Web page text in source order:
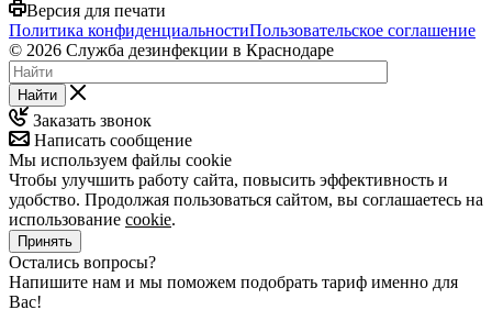
Версия для печати
Политика конфиденциальностиПользовательское соглашение
© 2026 Служба дезинфекции в Краснодаре
Найти
Заказать звонок
Написать сообщение
Мы используем файлы cookie
Чтобы улучшить работу сайта, повысить эффективность и
удобство. Продолжая пользоваться сайтом, вы соглашаетесь на
использование cookie.
Принять
Остались вопросы?
Напишите нам и мы поможем подобрать тариф именно для
Вас!